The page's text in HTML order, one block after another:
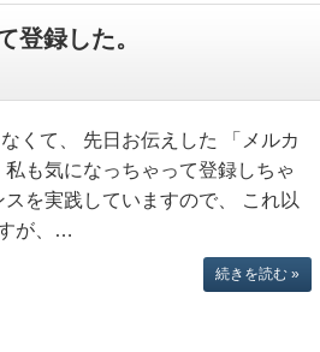
登録した。
くて、 先日お伝えした 「メルカ
も気になっちゃって登録しちゃ
を実践していますので、 これ以
が、…
続きを読む »